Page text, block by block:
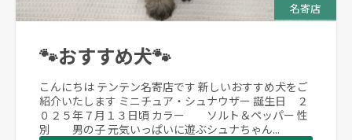
名寄店
🐾おすすめ犬🐾
こんにちは テンテン名寄店です 新しいおすすめ犬をご
紹介いたします ミニチュア・シュナウザー 誕生日 ２
０２５年７月１３日頃 カラー ソルト＆ペッパー 性
別 男の子 元気いっぱいに遊ぶシュナちゃん...